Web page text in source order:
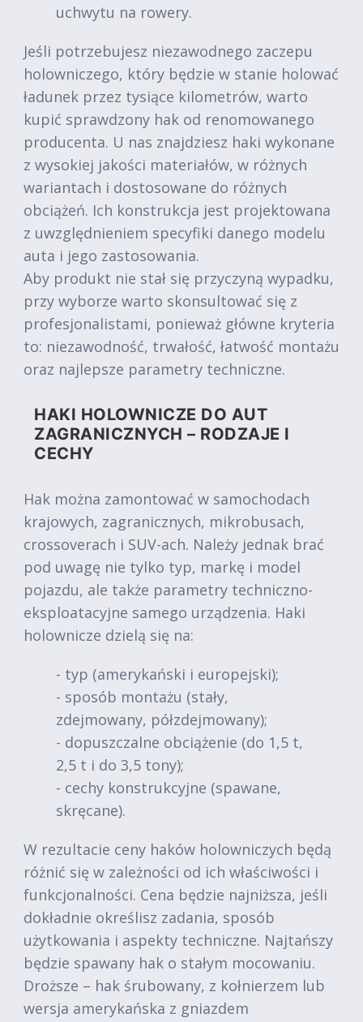
uchwytu na rowery.
Jeśli potrzebujesz niezawodnego zaczepu
holowniczego, który będzie w stanie holować
ładunek przez tysiące kilometrów, warto
kupić sprawdzony hak od renomowanego
producenta. U nas znajdziesz haki wykonane
z wysokiej jakości materiałów, w różnych
wariantach i dostosowane do różnych
obciążeń. Ich konstrukcja jest projektowana
z uwzględnieniem specyfiki danego modelu
auta i jego zastosowania.
Aby produkt nie stał się przyczyną wypadku,
przy wyborze warto skonsultować się z
profesjonalistami, ponieważ główne kryteria
to: niezawodność, trwałość, łatwość montażu
oraz najlepsze parametry techniczne.
HAKI HOLOWNICZE DO AUT
ZAGRANICZNYCH – RODZAJE I
CECHY
Hak można zamontować w samochodach
krajowych, zagranicznych, mikrobusach,
crossoverach i SUV-ach. Należy jednak brać
pod uwagę nie tylko typ, markę i model
pojazdu, ale także parametry techniczno-
eksploatacyjne samego urządzenia. Haki
holownicze dzielą się na:
- typ (amerykański i europejski);
- sposób montażu (stały,
zdejmowany, półzdejmowany);
- dopuszczalne obciążenie (do 1,5 t,
2,5 t i do 3,5 tony);
- cechy konstrukcyjne (spawane,
skręcane).
W rezultacie ceny haków holowniczych będą
różnić się w zależności od ich właściwości i
funkcjonalności. Cena będzie najniższa, jeśli
dokładnie określisz zadania, sposób
użytkowania i aspekty techniczne. Najtańszy
będzie spawany hak o stałym mocowaniu.
Droższe – hak śrubowany, z kołnierzem lub
wersja amerykańska z gniazdem